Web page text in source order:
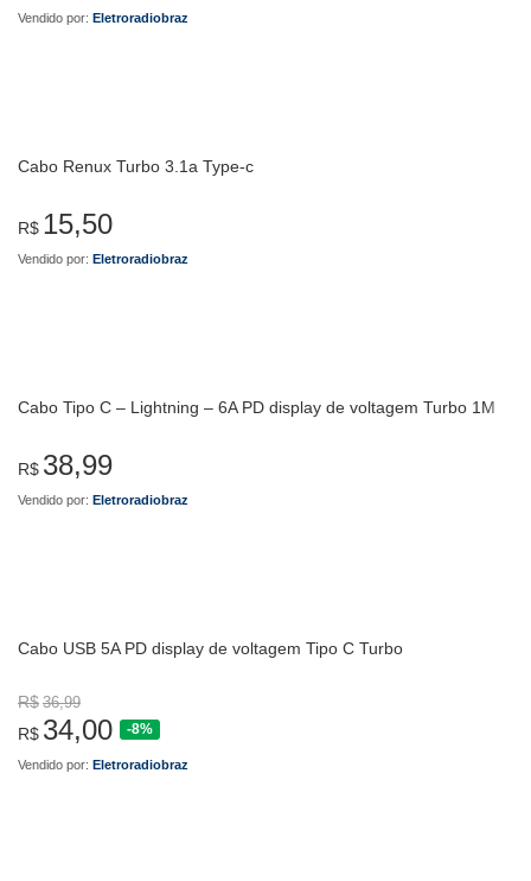
Vendido por: Eletroradiobraz
Cabo Renux Turbo 3.1a Type-c
R$ 15,50
Vendido por: Eletroradiobraz
Cabo Tipo C – Lightning – 6A PD display de voltagem Turbo 1M
R$ 38,99
Vendido por: Eletroradiobraz
Cabo USB 5A PD display de voltagem Tipo C Turbo
R$ 36,99
R$ 34,00 -8%
Vendido por: Eletroradiobraz